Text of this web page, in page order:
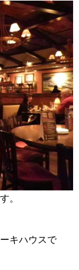
。
キハウスで